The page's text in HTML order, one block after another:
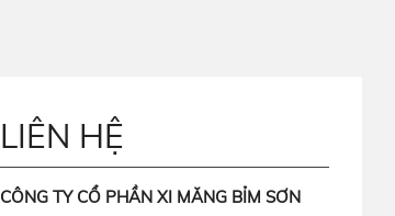
LIÊN HỆ
CÔNG TY CỔ PHẦN XI MĂNG BỈM SƠN